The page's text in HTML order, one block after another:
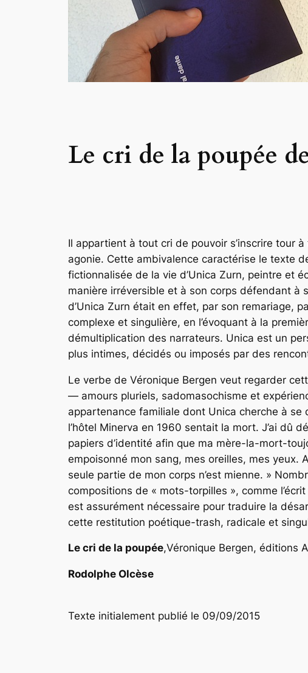
Le cri de la poupée
Il appartient à tout cri de pouvoir s’inscrire tour
agonie. Cette ambivalence caractérise le texte
fictionnalisée de la vie d’Unica Zurn, peintre et
manière irréversible et à son corps défendant à
d’Unica Zurn était en effet, par son remariage,
complexe et singulière, en l’évoquant à la
démultiplication des narrateurs. Unica est un
plus intimes, décidés ou imposés par des
Le verbe de Véronique Bergen veut regarder
— amours pluriels, sadomasochisme et
appartenance familiale dont Unica cherche à se
l’hôtel Minerva en 1960 sentait la mort. J’ai dû
papiers d’identité afin que ma mère-la-mort-
empoisonné mon sang, mes oreilles, mes yeux.
seule partie de mon corps n’est mienne. »
compositions de « mots-torpilles », comme
est assurément nécessaire pour traduire la
cette restitution poétique-trash, radicale et
Le cri de la poupée,Véronique Bergen, éditions
Rodolphe Olcèse
Texte initialement publié le 09/09/2015